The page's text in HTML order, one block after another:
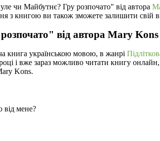
чи Майбутнє? Гру розпочато" від автора
з книгою ви також зможете залишити свій
від автора Mary Kons
книга українською мовою, в жанрі
і вже зараз можливо читати книгу
Kons.
від мене?